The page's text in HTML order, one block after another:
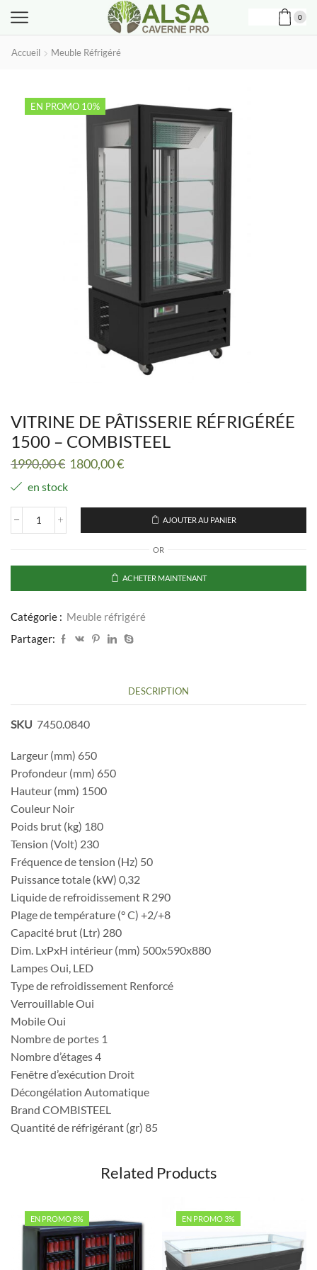
0
Accueil Meuble Réfrigéré
EN PROMO 10%
VITRINE DE PÂTISSERIE RÉFRIGÉRÉE
1500 – COMBISTEEL
1990,00€ Le
initial
était :
1800,00€Le
est :
1800,00 €.
en stock
quantité
DE
RÉFRIGÉRÉE
-
AJOUTER AU PANIER
OR
ACHETER MAINTENANT
Catégorie : Meuble réfrigéré
Partager:
DESCRIPTION
SKU 7450.0840
Largeur (mm) 650
Profondeur (mm) 650
Hauteur (mm) 1500
Couleur Noir
Poids brut (kg) 180
Tension (Volt) 230
Fréquence de tension (Hz) 50
Puissance totale (kW) 0,32
Liquide de refroidissement R 290
Plage de température (° C) +2/+8
Capacité brut (Ltr) 280
Dim. LxPxH intérieur (mm) 500x590x880
Lampes Oui, LED
Type de refroidissement Renforcé
Verrouillable Oui
Mobile Oui
Nombre de portes 1
Nombre d’étages 4
Fenêtre d’exécution Droit
Décongélation Automatique
Brand COMBISTEEL
Quantité de réfrigérant (gr) 85
Related Products
EN PROMO 8% EN PROMO 3%